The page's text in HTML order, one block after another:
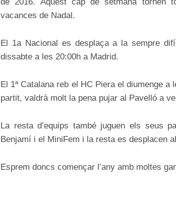
vacances de Nadal.
El 1a Nacional es desplaça a la sempre
dissabte a les 20:00h a Madrid.
El 1ª Catalana reb el HC Piera el diumenge
partit, valdrà molt la pena pujar al Pavelló a
La resta d’equips també juguen els seus
Benjamí i el MiniFem i la resta es desplacen
Esprem doncs començar l’any amb moltes